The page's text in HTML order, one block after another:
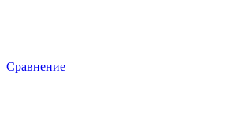
Сравнение